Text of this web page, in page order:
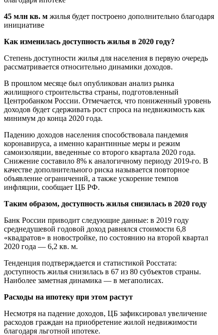
45 млн кв. м жилья будет построено дополнительно благодаря
инициативе
Как изменилась доступность жилья в 2020 году?
Степень доступности жилья для населения в первую очередь
рассматривается относительно динамики доходов.
В прошлом месяце был опубликован анализ рынка
жилищного строительства страны, подготовленный
Центробанком России. Отмечается, что пониженный уровень
доходов будет сдерживать рост спроса на недвижимость как
минимум до конца 2020 года.
Падению доходов населения способствовала пандемия
коронавируса, а именно карантинные меры и режим
самоизоляции, введенные со второго квартала 2020 года.
Снижение составило 8% к аналогичному периоду 2019-го. В
качестве дополнительного риска называется повторное
объявление ограничений, а также ускорение темпов
инфляции, сообщает ЦБ РФ.
Таким образом, доступность жилья снизилась в 2020 году
Банк России приводит следующие данные: в 2019 году
среднедушевой годовой доход равнялся стоимости 6,8
«квадратов» в новостройке, по состоянию на второй квартал
2020 года — 6,2 кв. м.
Тенденция подтверждается и статистикой Росстата:
доступность жилья снизилась в 67 из 80 субъектов страны.
Наиболее заметная динамика — в мегаполисах.
Расходы на ипотеку при этом растут
Несмотря на падение доходов, ЦБ зафиксировал увеличение
расходов граждан на приобретение жилой недвижимости
благодаря льготной ипотеке.